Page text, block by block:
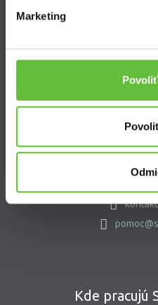
Marketing
Nastavenie
Kde pracujú